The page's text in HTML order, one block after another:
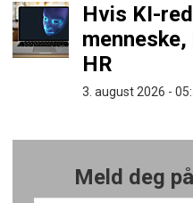
Hvis KI-
HR
3. august 2026 -
Meld deg